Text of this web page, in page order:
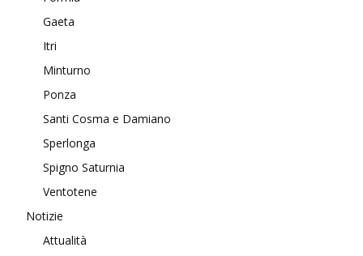
Gaeta
Itri
Minturno
Ponza
Santi Cosma e Damiano
Sperlonga
Spigno Saturnia
Ventotene
Notizie
Attualità